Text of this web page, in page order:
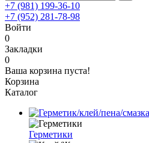
+7 (981) 199-36-10
+7 (952) 281-78-98
Войти
0
Закладки
0
Ваша корзина пуста!
Корзина
Каталог
Герметики